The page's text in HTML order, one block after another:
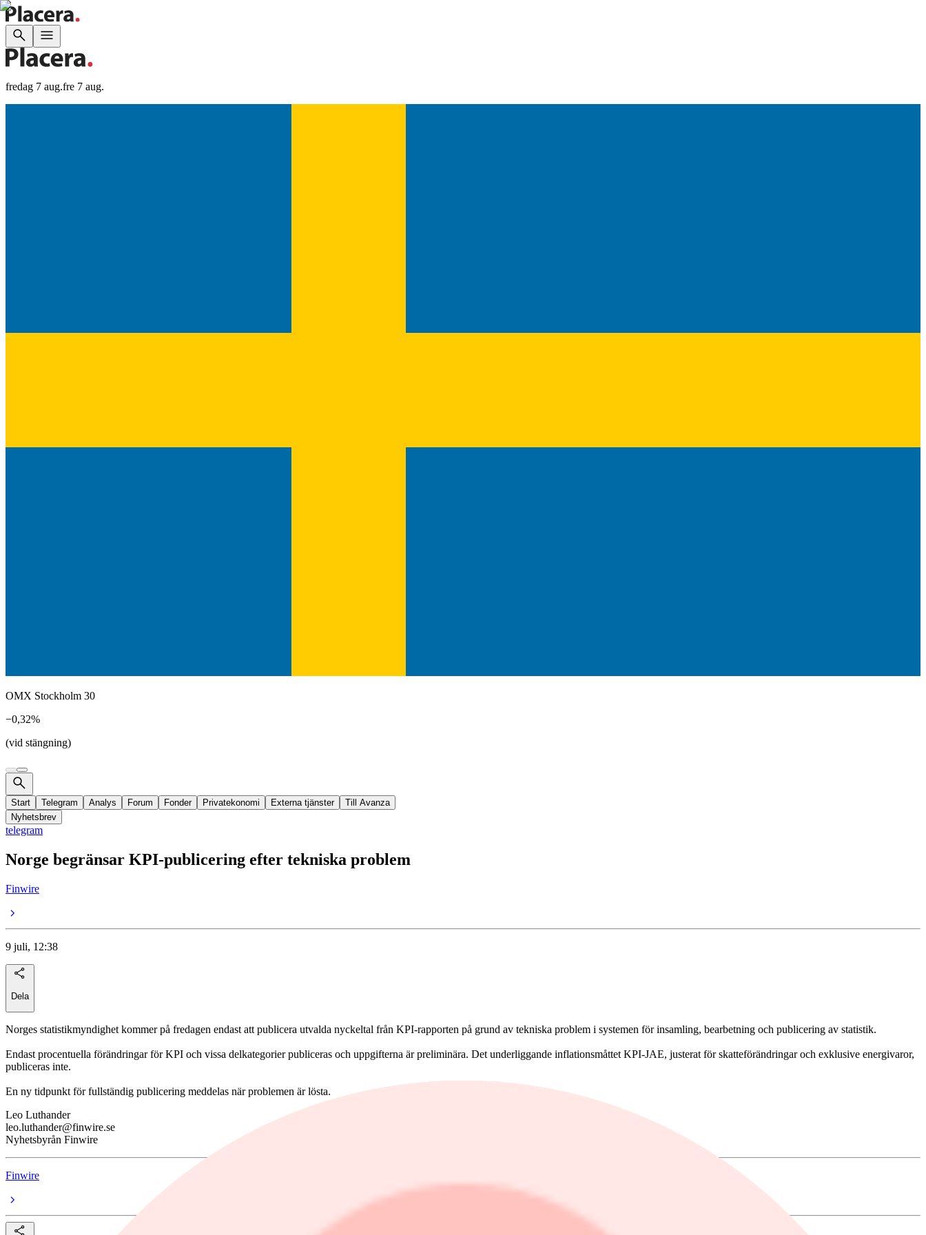
fredag 7 aug.fre 7 aug.
OMX Stockholm 30
−0,32%
(vid stängning)
Start Telegram Analys Forum Fonder Privatekonomi Externa tjänster
Till Avanza
Nyhetsbrev
telegram
Norge begränsar KPI-publicering efter tekniska problem
Finwire
9 juli, 12:38
Dela
Norges statistikmyndighet kommer på fredagen endast att publicera utvalda nyckeltal från KPI-rapporten på grund av tekniska problem i systemen för insamling, bearbetning och publicering av statistik.
Endast procentuella förändringar för KPI och vissa delkategorier publiceras och uppgifterna är preliminära. Det underliggande inflationsmåttet KPI-JAE, justerat för skatteförändringar och exklusive energivaror,
publiceras inte.
En ny tidpunkt för fullständig publicering meddelas när problemen är lösta.
Leo Luthander
leo.luthander@finwire.se
Nyhetsbyrån Finwire
Finwire